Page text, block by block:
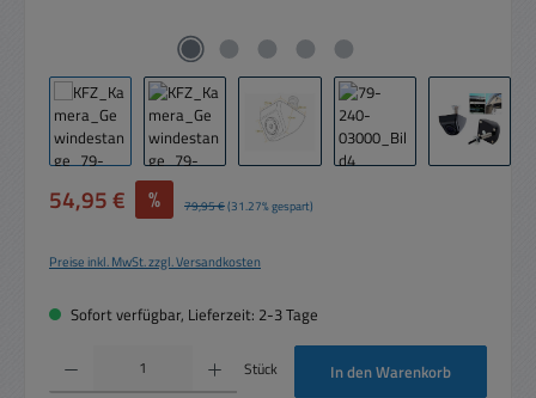
Verkaufspreis:
54,95 € % Regulärer Preis:
79,95 €(31.27% gespart)
Preise inkl. MwSt. zzgl. Versandkosten
Sofort verfügbar, Lieferzeit: 2-3 Tage
Produkt Anzahl: Gib den gewünschten Wert ein oder benutze die Schaltflächen um
Stück In den Warenkorb